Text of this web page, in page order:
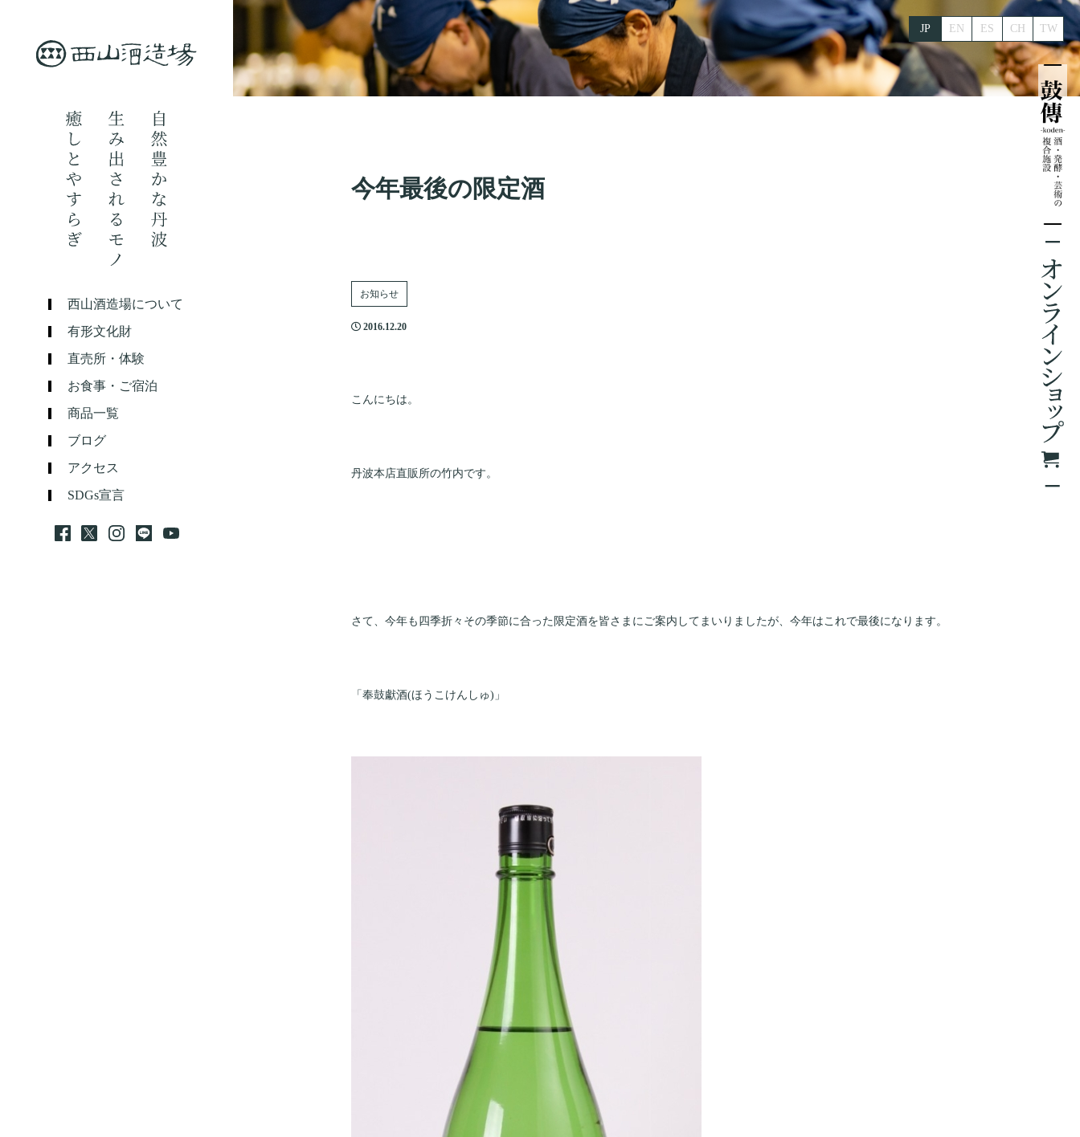
西山酒造場について
有形文化財
直売所・体験
お食事・ご宿泊
商品一覧
ブログ
アクセス
SDGs宣言
EN ES
JP CH TW
今年最後の限定酒
お知らせ
2016.12.20
こんにちは。
丹波本店直販所の竹内です。
さて、今年も四季折々その季節に合った限定酒を皆さまにご案内してまいりましたが、今年はこれで最後になります。
「奉鼓獻酒(ほうこけんしゅ)」